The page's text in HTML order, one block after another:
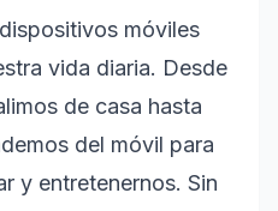
móviles
vida diaria. Desde
de casa hasta
del móvil para
y entretenernos. Sin